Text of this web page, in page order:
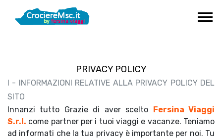
PRIVACY POLICY
I - INFORMAZIONI RELATIVE ALLA PRIVACY POLICY DEL
SITO
Innanzi tutto Grazie di aver scelto Fersina Viaggi
S.r.l. come partner per i tuoi viaggi e vacanze. Teniamo
ad informati che la tua privacy è importante per noi. Tu